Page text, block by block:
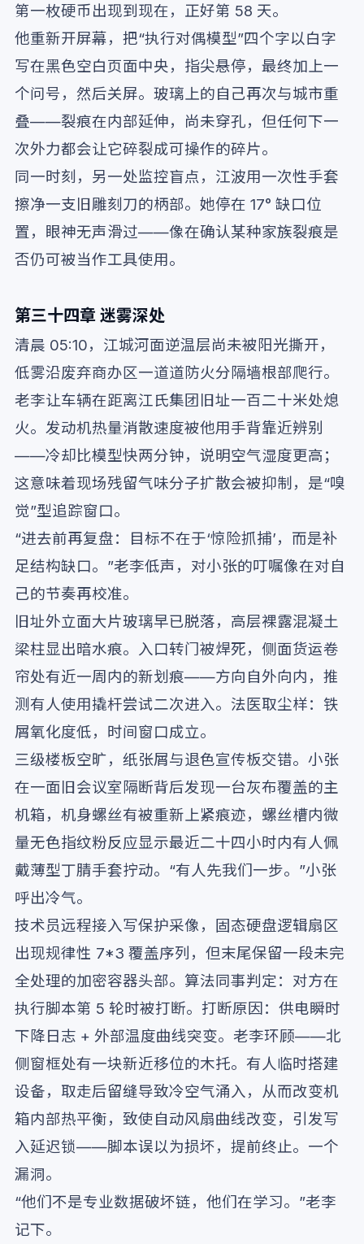
第一枚硬币出现到现在，正好第 58 天。
他重新开屏幕，把“执行对偶模型”四个字以白字
写在黑色空白页面中央，指尖悬停，最终加上一
个问号，然后关屏。玻璃上的自己再次与城市重
叠——裂痕在内部延伸，尚未穿孔，但任何下一
次外力都会让它碎裂成可操作的碎片。
同一时刻，另一处监控盲点，江波用一次性手套
擦净一支旧雕刻刀的柄部。她停在 17° 缺口位
置，眼神无声滑过——像在确认某种家族裂痕是
否仍可被当作工具使用。
第三十四章 迷雾深处
清晨 05:10，江城河面逆温层尚未被阳光撕开，
低雾沿废弃商办区一道道防火分隔墙根部爬行。
老李让车辆在距离江氏集团旧址一百二十米处熄
火。发动机热量消散速度被他用手背靠近辨别
——冷却比模型快两分钟，说明空气湿度更高；
这意味着现场残留气味分子扩散会被抑制，是“嗅
觉”型追踪窗口。
“进去前再复盘：目标不在于‘惊险抓捕’，而是补
足结构缺口。”老李低声，对小张的叮嘱像在对自
己的节奏再校准。
旧址外立面大片玻璃早已脱落，高层裸露混凝土
梁柱显出暗水痕。入口转门被焊死，侧面货运卷
帘处有近一周内的新划痕——方向自外向内，推
测有人使用撬杆尝试二次进入。法医取尘样：铁
屑氧化度低，时间窗口成立。
三级楼板空旷，纸张屑与退色宣传板交错。小张
在一面旧会议室隔断背后发现一台灰布覆盖的主
机箱，机身螺丝有被重新上紧痕迹，螺丝槽内微
量无色指纹粉反应显示最近二十四小时内有人佩
戴薄型丁腈手套拧动。“有人先我们一步。”小张
呼出冷气。
技术员远程接入写保护采像，固态硬盘逻辑扇区
出现规律性 7*3 覆盖序列，但末尾保留一段未完
全处理的加密容器头部。算法同事判定：对方在
执行脚本第 5 轮时被打断。打断原因：供电瞬时
下降日志 + 外部温度曲线突变。老李环顾——北
侧窗框处有一块新近移位的木托。有人临时搭建
设备，取走后留缝导致冷空气涌入，从而改变机
箱内部热平衡，致使自动风扇曲线改变，引发写
入延迟锁——脚本误以为损坏，提前终止。一个
漏洞。
“他们不是专业数据破坏链，他们在学习。”老李
记下。